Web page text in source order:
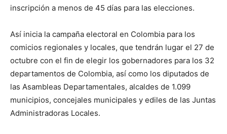
inscripción a menos de 45 días para las elecciones.
Así inicia la campaña electoral en Colombia para los
comicios regionales y locales, que tendrán lugar el 27 de
octubre con el fin de elegir los gobernadores para los 32
departamentos de Colombia, así como los diputados de
las Asambleas Departamentales, alcaldes de 1.099
municipios, concejales municipales y ediles de las Juntas
Administradoras Locales.